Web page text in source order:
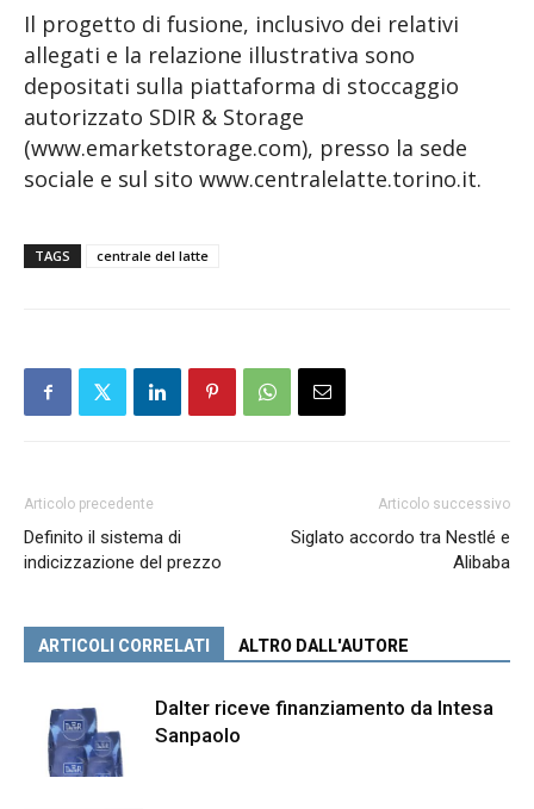
Il progetto di fusione, inclusivo dei relativi
allegati e la relazione illustrativa sono
depositati sulla piattaforma di stoccaggio
autorizzato SDIR & Storage
(www.emarketstorage.com), presso la sede
sociale e sul sito www.centralelatte.torino.it.
TAGS centrale del latte
Articolo precedente
Definito il sistema di
indicizzazione del prezzo
Articolo successivo
Siglato accordo tra Nestlé e
Alibaba
ARTICOLI CORRELATI ALTRO DALL'AUTORE
Dalter riceve finanziamento da Intesa
Sanpaolo